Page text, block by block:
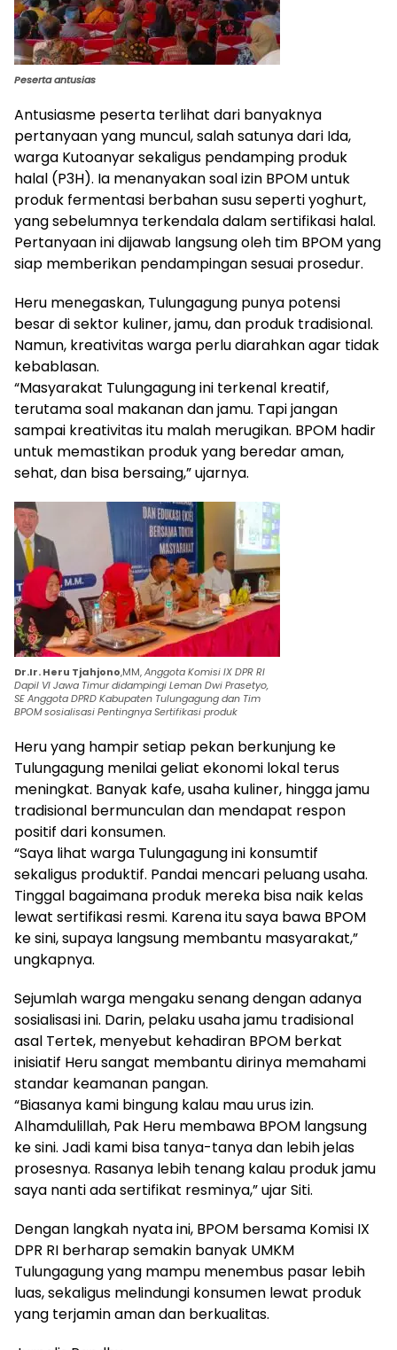
Peserta antusias
Antusiasme peserta terlihat dari banyaknya
pertanyaan yang muncul, salah satunya dari Ida,
warga Kutoanyar sekaligus pendamping produk
halal (P3H). Ia menanyakan soal izin BPOM untuk
produk fermentasi berbahan susu seperti yoghurt,
yang sebelumnya terkendala dalam sertifikasi halal.
Pertanyaan ini dijawab langsung oleh tim BPOM yang
siap memberikan pendampingan sesuai prosedur.
Heru menegaskan, Tulungagung punya potensi
besar di sektor kuliner, jamu, dan produk tradisional.
Namun, kreativitas warga perlu diarahkan agar tidak
kebablasan.
“Masyarakat Tulungagung ini terkenal kreatif,
terutama soal makanan dan jamu. Tapi jangan
sampai kreativitas itu malah merugikan. BPOM hadir
untuk memastikan produk yang beredar aman,
sehat, dan bisa bersaing,” ujarnya.
Dr.Ir. Heru Tjahjono,MM,Anggota Komisi IX DPR RI
Dapil VI Jawa Timur didampingi Leman Dwi Prasetyo,
SE Anggota DPRD Kabupaten Tulungagung dan Tim
BPOM sosialisasi Pentingnya Sertifikasi produk
Heru yang hampir setiap pekan berkunjung ke
Tulungagung menilai geliat ekonomi lokal terus
meningkat. Banyak kafe, usaha kuliner, hingga jamu
tradisional bermunculan dan mendapat respon
positif dari konsumen.
“Saya lihat warga Tulungagung ini konsumtif
sekaligus produktif. Pandai mencari peluang usaha.
Tinggal bagaimana produk mereka bisa naik kelas
lewat sertifikasi resmi. Karena itu saya bawa BPOM
ke sini, supaya langsung membantu masyarakat,”
ungkapnya.
Sejumlah warga mengaku senang dengan adanya
sosialisasi ini. Darin, pelaku usaha jamu tradisional
asal Tertek, menyebut kehadiran BPOM berkat
inisiatif Heru sangat membantu dirinya memahami
standar keamanan pangan.
“Biasanya kami bingung kalau mau urus izin.
Alhamdulillah, Pak Heru membawa BPOM langsung
ke sini. Jadi kami bisa tanya-tanya dan lebih jelas
prosesnya. Rasanya lebih tenang kalau produk jamu
saya nanti ada sertifikat resminya,” ujar Siti.
Dengan langkah nyata ini, BPOM bersama Komisi IX
DPR RI berharap semakin banyak UMKM
Tulungagung yang mampu menembus pasar lebih
luas, sekaligus melindungi konsumen lewat produk
yang terjamin aman dan berkualitas.